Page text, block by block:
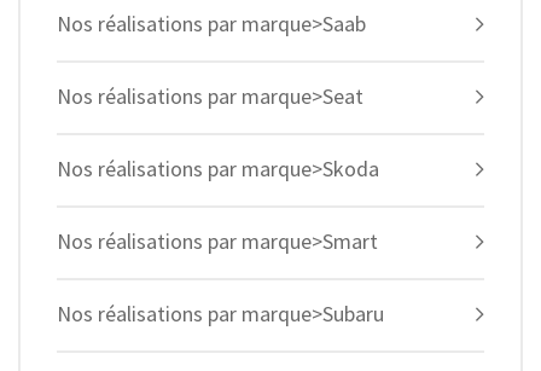
Nos réalisations par marque>Saab
Nos réalisations par marque>Seat
Nos réalisations par marque>Skoda
Nos réalisations par marque>Smart
Nos réalisations par marque>Subaru